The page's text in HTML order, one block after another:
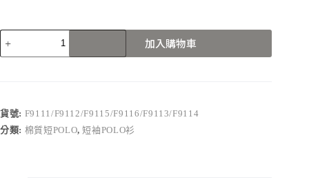
F9111/F9112/F9115/F9116/F9113/F9114
數
加入購物車
貨號: F9111/F9112/F9115/F9116/F9113/F9114
分類: 棉質短POLO,短袖POLO衫